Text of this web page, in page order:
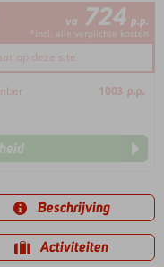
va 724 p.p.
*incl. alle verplichte kosten
op deze site
1003 p.p.
Beschrijving
Activiteiten